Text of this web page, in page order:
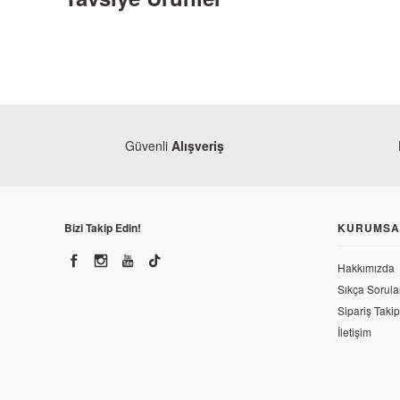
Güvenli Alışveriş
Bizi Takip Edin!
Hakkımızda
Sıkça
Sipariş Takip
İletişim